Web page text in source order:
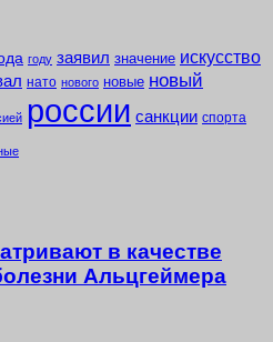
году заявил значение искусство
нато нового новые новый
россии санкции спорта
в качестве
Альцгеймера